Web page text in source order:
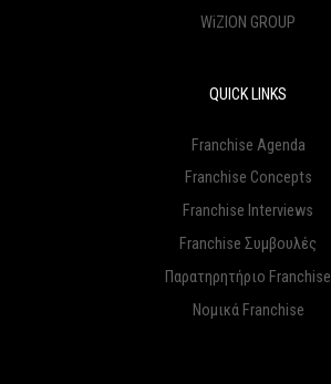
WiZION GROUP
QUICK LINKS
Franchise Agenda
Franchise Concepts
Franchise Interviews
Franchise Συμβουλές
Παρατηρητήριο Franchise
Νομικά Franchise